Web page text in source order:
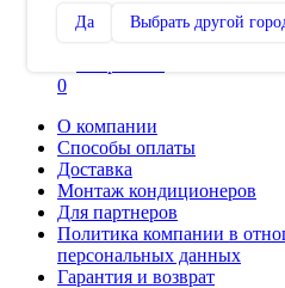
Да Выбрать другой
Сравнение
0
О компании
Способы оплаты
Доставка
Монтаж кондиционеров
Для партнеров
Политика компании в
персональных данных
Гарантия и возврат